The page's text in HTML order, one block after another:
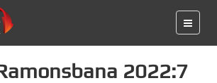
2022:7